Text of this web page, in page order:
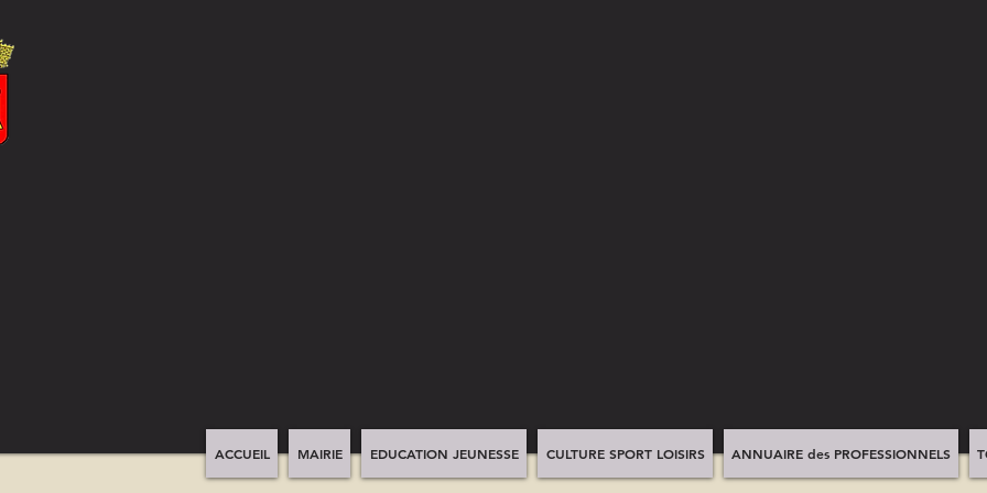
ACCUEIL MAIRIE EDUCATION JEUNESSE CULTURE SPORT LOISIRS ANNUAIRE des PROFESSIONNELS